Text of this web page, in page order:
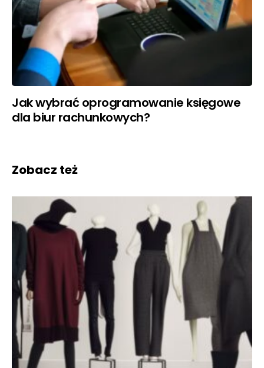
Jak wybrać oprogramowanie księgowe
dla biur rachunkowych?
Zobacz też